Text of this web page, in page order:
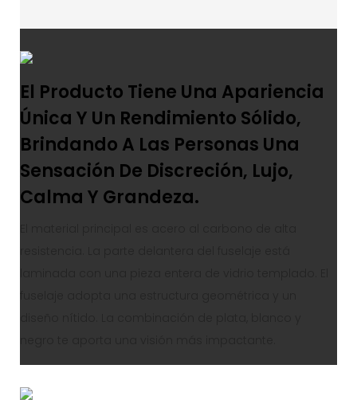
El Producto Tiene Una Apariencia
Única Y Un Rendimiento Sólido,
Brindando A Las Personas Una
Sensación De Discreción, Lujo,
Calma Y Grandeza.